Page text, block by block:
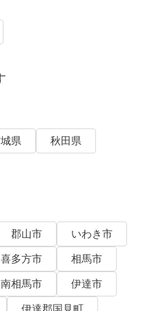
県
秋田県
郡山市
いわき市
喜多方市
相馬市
南相馬市
伊達市